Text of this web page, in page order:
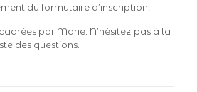
du formulaire d’inscription!
par Marie. N’hésitez pas à la
des questions.